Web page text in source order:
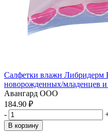
Салфетки влажн Либридерм
новорожденных/младенцев и
Авангард ООО
184.90 ₽
-
В корзину